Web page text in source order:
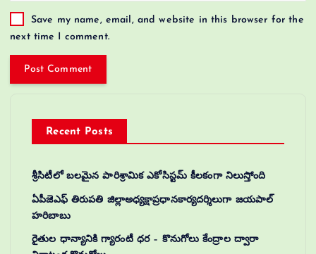
Save my name, email, and website in this browser for the
next time I comment.
Recent Posts
శ్రీసిటీలో బలమైన పారిశ్రామిక ఎకోసిస్టమ్ కీలకంగా నిలుస్తోంది
ఏపీజెఎఫ్ తిరుపతి జిల్లాఅధ్యక్షాప్రధానకార్యదర్శిలుగా జయపాల్
హరిబాబు
రైతుల ధాన్యానికి గ్యారంటీ ధర – కొనుగోలు కేంద్రాల ద్వారా